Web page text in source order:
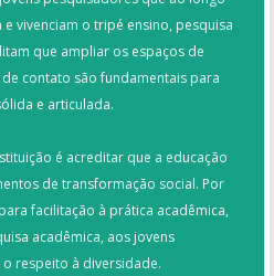
vivenciam o tripé ensino, pesquisa
que ampliar os espaços de
contato são fundamentais para
e articulada.
é acreditar que a educação
de transformação social. Por
facilitação à prática acadêmica,
acadêmica, aos jovens
respeito à diversidade.